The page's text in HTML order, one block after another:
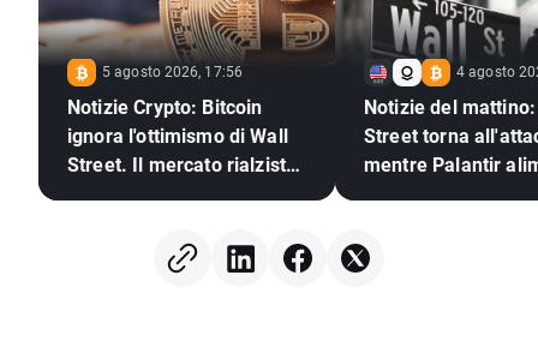
5 agosto 2026, 17:56
Notizie Crypto: Bitcoin
ignora l'ottimismo di Wall
Street. Il mercato rialzista
4 agosto
Notizie del
Street torna
mentre Palantir